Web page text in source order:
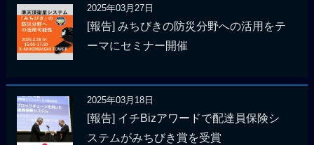
2025年03月27日
[報告] みちびきの防災分野への活用をテ
ーマにセミナー開催
2025年03月18日
[報告] イチBizアワードで配達員保険シ
ステムがみちびき賞を受賞